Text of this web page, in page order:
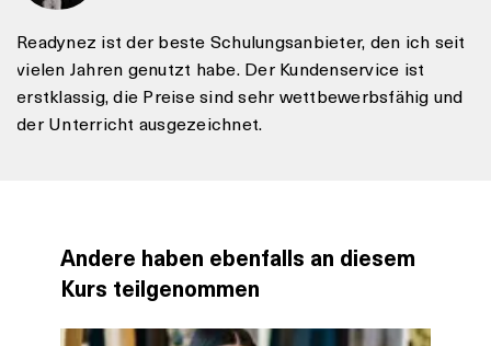
Readynez ist der beste Schulungsanbieter, den ich seit
vielen Jahren genutzt habe. Der Kundenservice ist
erstklassig, die Preise sind sehr wettbewerbsfähig und
der Unterricht ausgezeichnet.
Andere haben ebenfalls an diesem
Kurs teilgenommen